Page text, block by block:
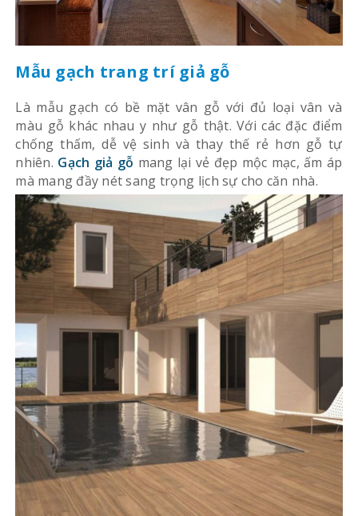
Mẫu gạch trang trí giả gỗ
Là mẫu gạch có bề mặt vân gỗ với đủ loại vân và
màu gỗ khác nhau y như gỗ thật. Với các đặc điểm
chống thấm, dễ vệ sinh và thay thế rẻ hơn gỗ tự
nhiên. Gạch giả gỗ mang lại vẻ đẹp mộc mạc, ấm áp
mà mang đầy nét sang trọng lịch sự cho căn nhà.